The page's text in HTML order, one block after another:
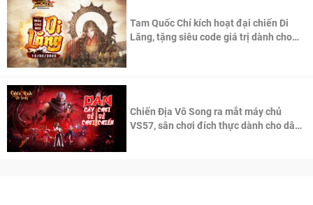
Tam Quốc Chí kích hoạt đại chiến Di
Lăng, tặng siêu code giá trị dành cho
Chiến Địa Vô Song ra mắt máy chủ
VS57, sân chơi đích thực dành cho dân